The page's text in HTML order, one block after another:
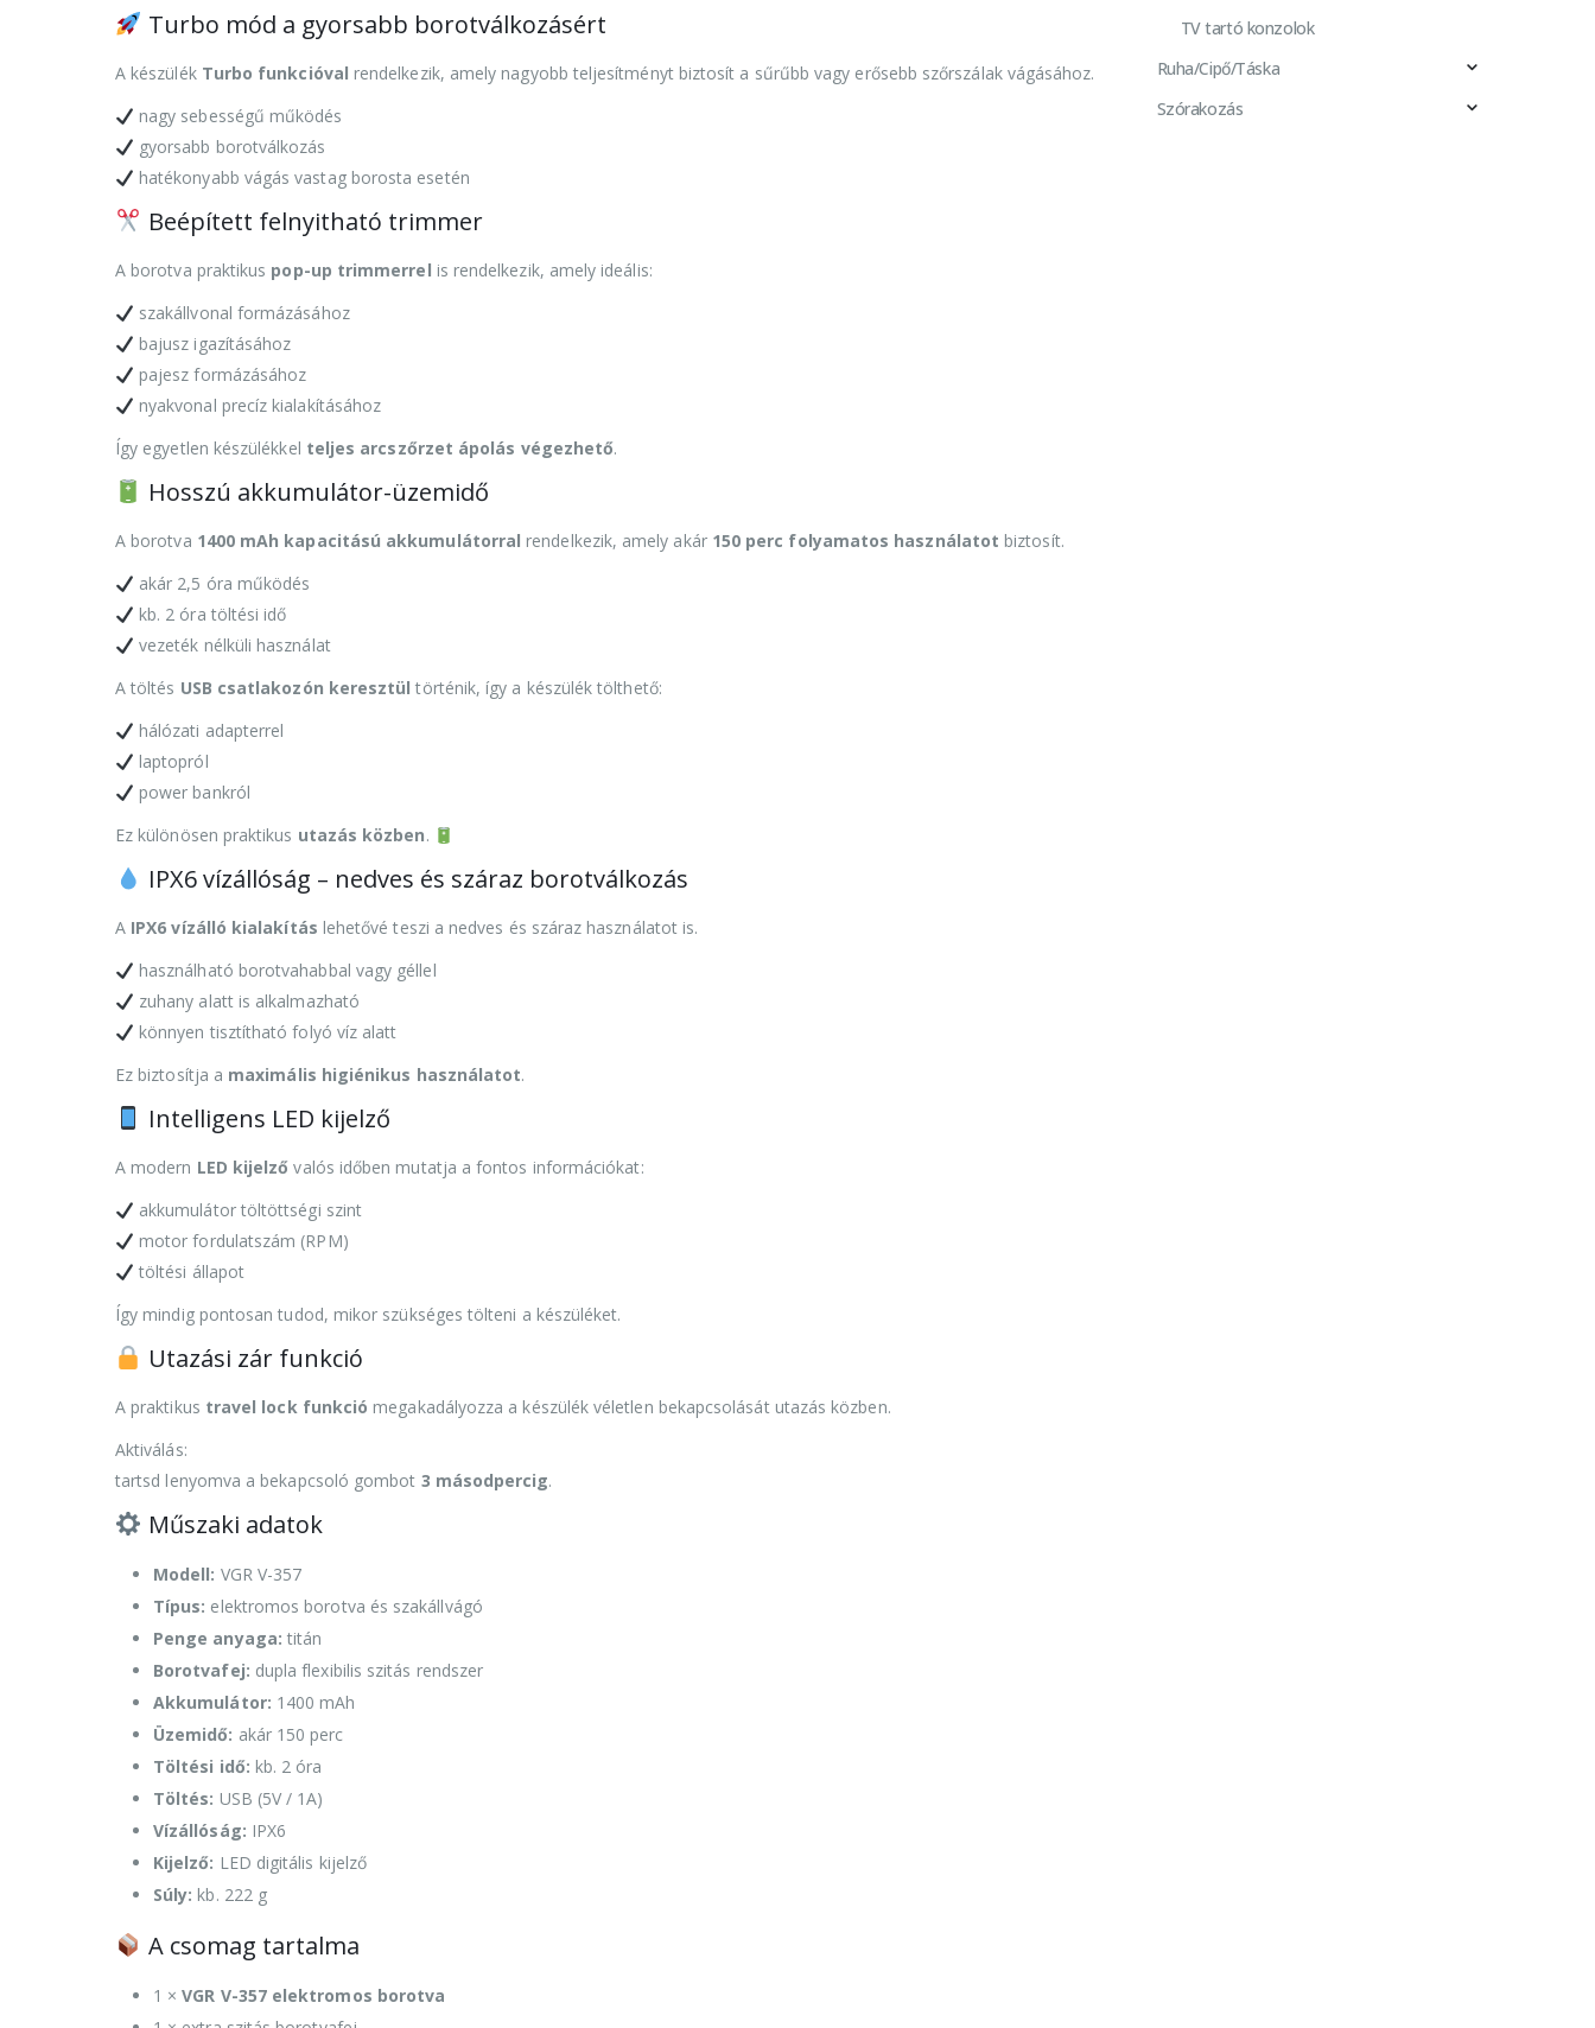
Turbo mód a gyorsabb borotválkozásért
A készülék Turbo funkcióval rendelkezik, amely nagyobb teljesítményt biztosít a sűrűbb vagy erősebb szőrszálak vágásához.
nagy sebességű működés
gyorsabb borotválkozás
hatékonyabb vágás vastag borosta esetén
Beépített felnyitható trimmer
A borotva praktikus pop-up trimmerrel is rendelkezik, amely ideális:
szakállvonal formázásához
bajusz igazításához
pajesz formázásához
nyakvonal precíz kialakításához
Így egyetlen készülékkel teljes arcszőrzet ápolás végezhető.
Hosszú akkumulátor-üzemidő
A borotva 1400 mAh kapacitású akkumulátorral rendelkezik, amely akár 150 perc folyamatos használatot biztosít.
akár 2,5 óra működés
kb. 2 óra töltési idő
vezeték nélküli használat
A töltés USB csatlakozón keresztül történik, így a készülék tölthető:
hálózati adapterrel
laptopról
power bankról
Ez különösen praktikus utazás közben.
IPX6 vízállóság – nedves és száraz borotválkozás
A IPX6 vízálló kialakítás lehetővé teszi a nedves és száraz használatot is.
használható borotvahabbal vagy géllel
zuhany alatt is alkalmazható
könnyen tisztítható folyó víz alatt
Ez biztosítja a maximális higiénikus használatot.
Intelligens LED kijelző
A modern LED kijelző valós időben mutatja a fontos információkat:
akkumulátor töltöttségi szint
motor fordulatszám (RPM)
töltési állapot
Így mindig pontosan tudod, mikor szükséges tölteni a készüléket.
Utazási zár funkció
A praktikus travel lock funkció megakadályozza a készülék véletlen bekapcsolását utazás közben.
Aktiválás:
tartsd lenyomva a bekapcsoló gombot 3 másodpercig.
Műszaki adatok
Modell: VGR V-357
Típus: elektromos borotva és szakállvágó
Penge anyaga: titán
Borotvafej: dupla flexibilis szitás rendszer
Akkumulátor: 1400 mAh
Üzemidő: akár 150 perc
Töltési idő: kb. 2 óra
Töltés: USB (5V / 1A)
Vízállóság: IPX6
Kijelző: LED digitális kijelző
Súly: kb. 222 g
A csomag tartalma
1 ×VGR V-357 elektromos borotva
TV tartó konzolok
Ruha/Cipő/Táska
Szórakozás